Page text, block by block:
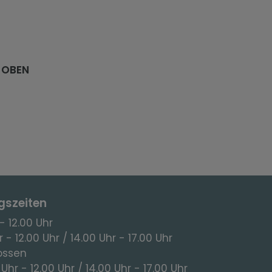
12.00 Uhr
- 12.00 Uhr / 14.00 Uhr - 17.00 Uhr
Uhr - 12.00 Uhr / 14.00 Uhr - 17.00 Uhr